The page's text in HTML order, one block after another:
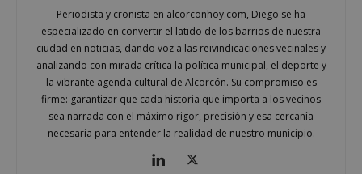
Periodista y cronista en alcorconhoy.com, Diego se ha
especializado en convertir el latido de los barrios de nuestra
ciudad en noticias, dando voz a las reivindicaciones vecinales y
analizando con mirada crítica la política municipal, el deporte y
la vibrante agenda cultural de Alcorcón. Su compromiso es
firme: garantizar que cada historia que importa a los vecinos
sea narrada con el máximo rigor, precisión y esa cercanía
necesaria para entender la realidad de nuestro municipio.